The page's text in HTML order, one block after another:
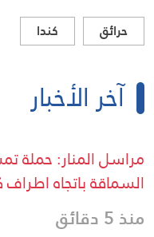
حرائق كندا
آخر الأخبار
مراسل المنار: حملة
السماقة باتجاه
منذ 5 دقائق